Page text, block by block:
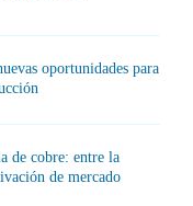
oportunidades para
de cobre: entre la
de mercado